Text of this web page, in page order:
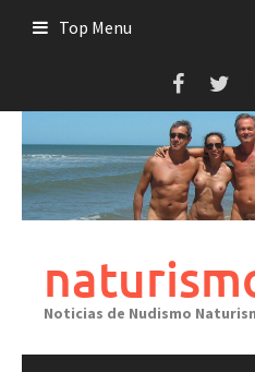
Top Menu
Noticias de Nudismo